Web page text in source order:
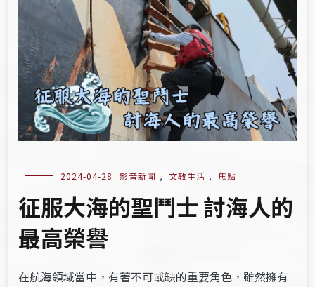
2024-04-28 影音新聞 , 文教生活 , 焦點
征服大海的聖鬥士 討海人的
最高榮譽
在航海領域當中，有著不可或缺的重要角色，雖然擁有